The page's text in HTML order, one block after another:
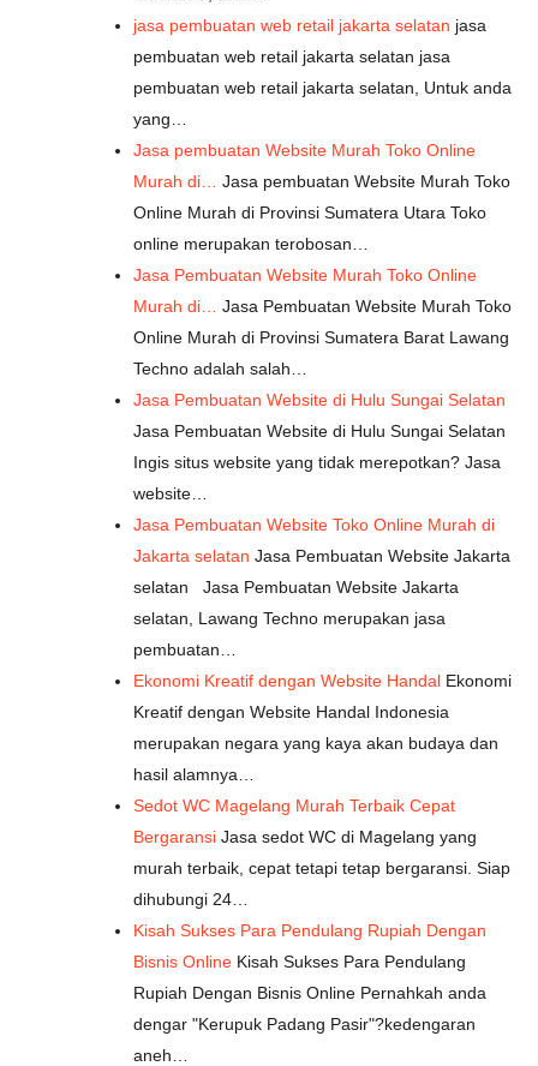
jasa pembuatan web retail jakarta selatan jasa
pembuatan web retail jakarta selatan jasa
pembuatan web retail jakarta selatan, Untuk anda
yang…
Jasa pembuatan Website Murah Toko Online
Murah di…
Jasa pembuatan Website Murah Toko
Online Murah di Provinsi Sumatera Utara Toko
online merupakan terobosan…
Jasa Pembuatan Website Murah Toko Online
Murah di…
Jasa Pembuatan Website Murah Toko
Online Murah di Provinsi Sumatera Barat Lawang
Techno adalah salah…
Jasa Pembuatan Website di Hulu Sungai Selatan
Jasa Pembuatan Website di Hulu Sungai Selatan
Ingis situs website yang tidak merepotkan? Jasa
website…
Jasa Pembuatan Website Toko Online Murah di
Jakarta selatan Jasa Pembuatan Website Jakarta
selatan Jasa Pembuatan Website Jakarta
selatan, Lawang Techno merupakan jasa
pembuatan…
Ekonomi Kreatif dengan Website Handal Ekonomi
Kreatif dengan Website Handal Indonesia
merupakan negara yang kaya akan budaya dan
hasil alamnya…
Sedot WC Magelang Murah Terbaik Cepat
Bergaransi Jasa sedot WC di Magelang yang
murah terbaik, cepat tetapi tetap bergaransi. Siap
dihubungi 24…
Kisah Sukses Para Pendulang Rupiah Dengan
Bisnis Online Kisah Sukses Para Pendulang
Rupiah Dengan Bisnis Online Pernahkah anda
dengar "Kerupuk Padang Pasir"?kedengaran
aneh…